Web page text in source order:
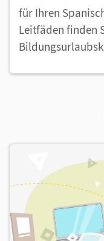
für Ihren
Leitfäden finden